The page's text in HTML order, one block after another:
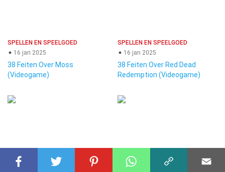
SPELLEN EN SPEELGOED
16 jan 2025
38 Feiten Over Moss
(Videogame)
SPELLEN EN SPEELGOED
16 jan 2025
38 Feiten Over Red Dead
Redemption (Videogame)